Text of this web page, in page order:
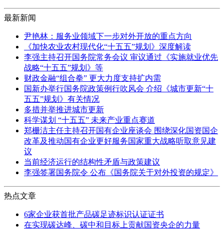
最新新闻
尹艳林：服务业领域下一步对外开放的重点方向
《加快农业农村现代化“十五五”规划》深度解读
李强主持召开国务院常务会议 审议通过《实施就业优先
战略“十五五”规划》等
财政金融“组合拳” 更大力度支持扩内需
国新办举行国务院政策例行吹风会 介绍《城市更新“十
五五”规划》有关情况
多措并举推进城市更新
科学谋划 “十五五” 未来产业重点赛道
郑栅洁主任主持召开国有企业座谈会 围绕深化国资国企
改革及推动国有企业更好服务国家重大战略听取意见建
议
当前经济运行的结构性矛盾与政策建议
李强签署国务院令 公布《国务院关于对外投资的规定》
热点文章
6家企业获首批产品碳足迹标识认证证书
在实现碳达峰、碳中和目标上贡献国资央企的力量